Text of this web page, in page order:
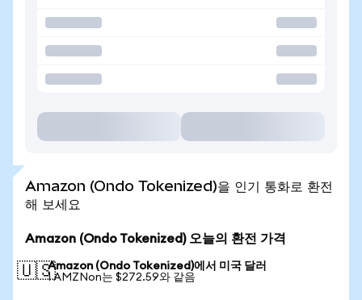
Amazon (Ondo Tokenized)을 인기 통화로 환전
해 보세요
Amazon (Ondo Tokenized) 오늘의 환전 가격
🇺🇸Amazon (Ondo Tokenized)에서 미국 달러
1 AMZNon는 $272.59와 같음